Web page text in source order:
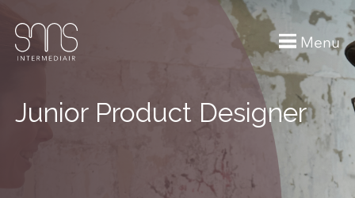
Menu
Junior Product Designer